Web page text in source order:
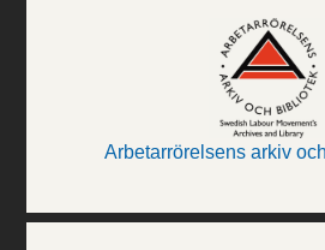
Arbetarrörelsens arkiv